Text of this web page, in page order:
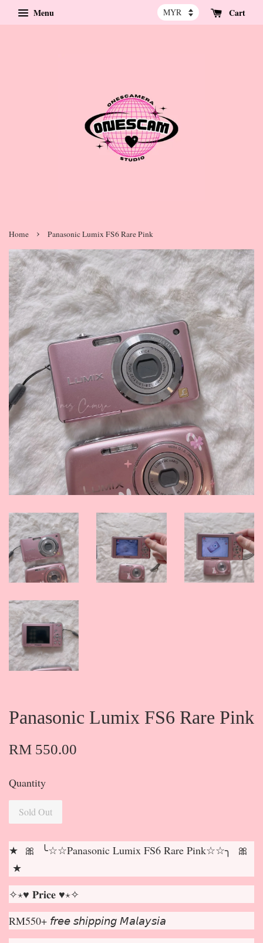
Menu Cart
Home › Panasonic Lumix FS6 Rare Pink
Panasonic Lumix FS6 Rare Pink
RM 550.00
Quantity
Sold Out
★ 🎀 ╰☆☆Panasonic Lumix FS6 Rare Pink☆☆╮ 🎀
★
✧⋆♥ 𝐏𝐫𝐢𝐜𝐞 ♥⋆✧
RM550+ 𝘧𝘳𝘦𝘦 𝘴𝘩𝘪𝘱𝘱𝘪𝘯𝘨 𝘔𝘢𝘭𝘢𝘺𝘴𝘪𝘢